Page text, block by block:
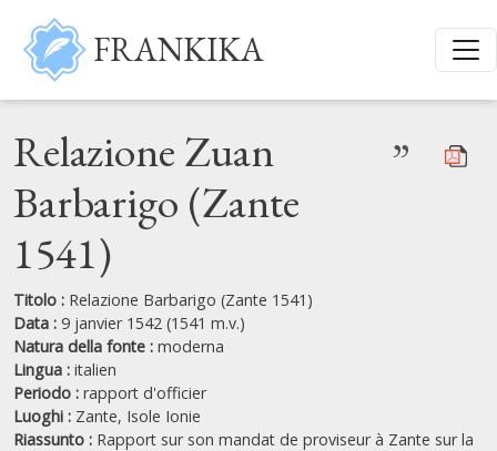
Salta al contenuto principale
FRANKIKA
Relazione Zuan
Barbarigo (Zante
1541)
”
Titolo : Relazione Barbarigo (Zante 1541)
Data : 9 janvier 1542 (1541 m.v.)
Natura della fonte : moderna
Lingua : italien
Periodo : rapport d'officier
Luoghi : Zante, Isole Ionie
Riassunto : Rapport sur son mandat de proviseur à Zante sur la